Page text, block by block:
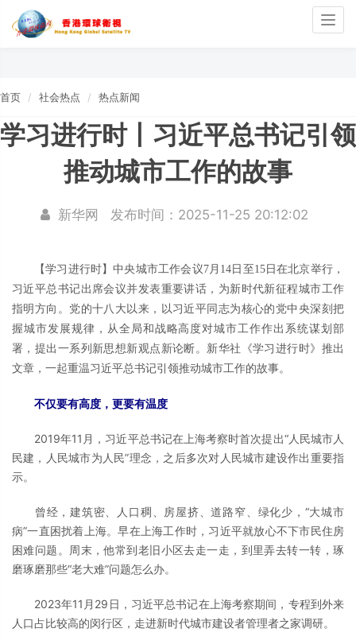
首页 社会热点 热点新闻
学习进行时丨习近平总书记引领
推动城市工作的故事
新华网 发布时间：2025-11-25 20:12:02
【学习进行时】中央城市工作会议7月14日至15日在北京举行，
习近平总书记出席会议并发表重要讲话，为新时代新征程城市工作
指明方向。党的十八大以来，以习近平同志为核心的党中央深刻把
握城市发展规律，从全局和战略高度对城市工作作出系统谋划部
署，提出一系列新思想新观点新论断。新华社《学习进行时》推出
文章，一起重温习近平总书记引领推动城市工作的故事。
不仅要有高度，更要有温度
2019年11月，习近平总书记在上海考察时首次提出“人民城市人
民建，人民城市为人民”理念，之后多次对人民城市建设作出重要指
示。
曾经，建筑密、人口稠、房屋挤、道路窄、绿化少，“大城市
病”一直困扰着上海。早在上海工作时，习近平就放心不下市民住房
困难问题。周末，他常到老旧小区去走一走，到里弄去转一转，琢
磨琢磨那些“老大难”问题怎么办。
2023年11月29日，习近平总书记在上海考察期间，专程到外来
人口占比较高的闵行区，走进新时代城市建设者管理者之家调研。